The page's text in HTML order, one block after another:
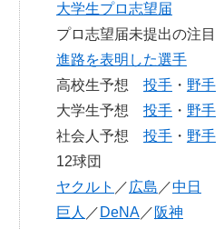
大学生プロ志望届
プロ志望届未提出の注目
進路を表明した選手
高校生予想 投手 ・ 野手
大学生予想 投手 ・ 野手
社会人予想 投手 ・ 野手
12球団
ヤクルト ／ 広島 ／中日
巨人 ／ DeNA ／ 阪神